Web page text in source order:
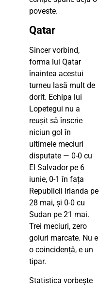
poveste.
Qatar
Sincer vorbind,
forma lui Qatar
înaintea acestui
turneu lasă mult de
dorit. Echipa lui
Lopetegui nu a
reușit să înscrie
niciun gol în
ultimele meciuri
disputate — 0-0 cu
El Salvador pe 6
iunie, 0-1 în fața
Republicii Irlanda pe
28 mai, și 0-0 cu
Sudan pe 21 mai.
Trei meciuri, zero
goluri marcate. Nu e
o coincidență, e un
tipar.
Statistica vorbește